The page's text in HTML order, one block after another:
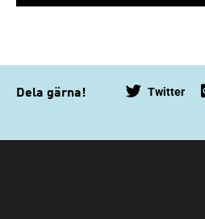
Dela gärna!
Twitter